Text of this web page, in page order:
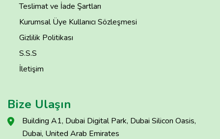
Teslimat ve İade Şartları
Kurumsal Üye Kullanıcı Sözleşmesi
Gizlilik Politikası
S.S.S
İletişim
Bize Ulaşın
Building A1, Dubai Digital Park, Dubai Silicon Oasis,
Dubai, United Arab Emirates